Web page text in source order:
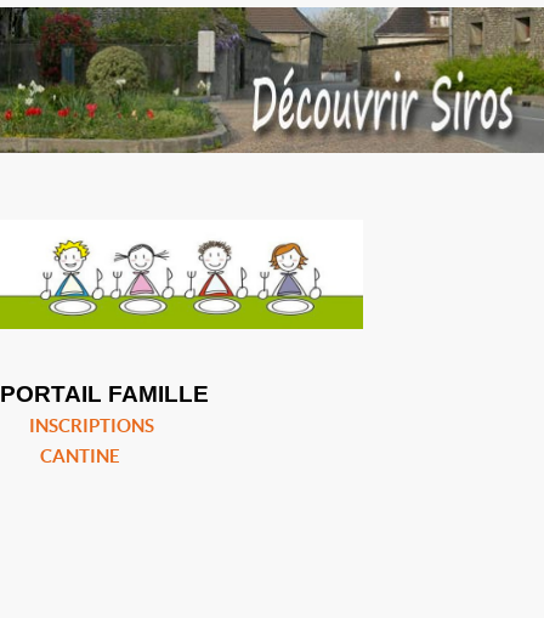
PORTAIL FAMILLE
INSCRIPTIONS
CANTINE